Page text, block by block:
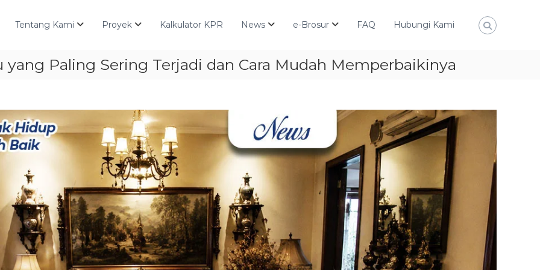
Tentang Kami Proyek Kalkulator KPR News e-Brosur FAQ Hubungi Kami
yang Paling Sering Terjadi dan Cara Mudah Memperbaikinya